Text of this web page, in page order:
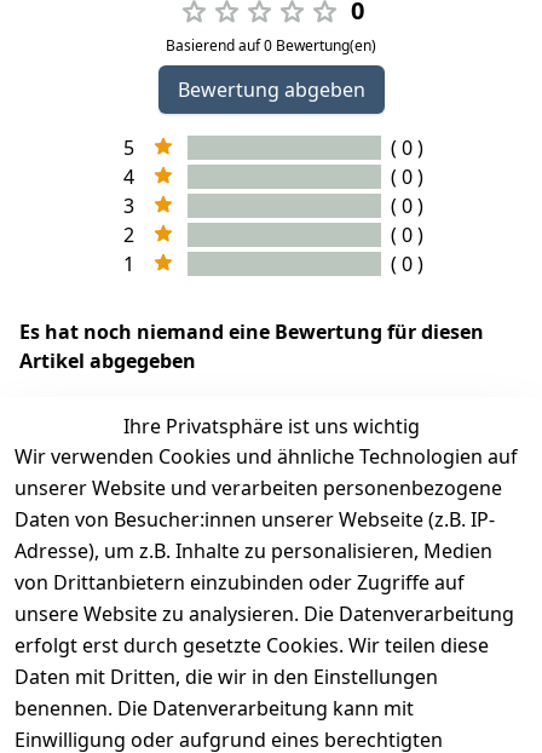
0
Basierend auf 0 Bewertung(en)
Bewertung abgeben
5
( 0 )
4
( 0 )
3
( 0 )
2
( 0 )
1
( 0 )
Es hat noch niemand eine Bewertung für diesen
Artikel abgegeben
EU-Verantwortliche Person - klicken Sie für Details
Ihre Privatsphäre ist uns wichtig
Wir verwenden Cookies und ähnliche Technologien auf
unserer Website und verarbeiten personenbezogene
Daten von Besucher:innen unserer Webseite (z.B. IP-
Adresse), um z.B. Inhalte zu personalisieren, Medien
von Drittanbietern einzubinden oder Zugriffe auf
unsere Website zu analysieren. Die Datenverarbeitung
erfolgt erst durch gesetzte Cookies. Wir teilen diese
Daten mit Dritten, die wir in den Einstellungen
benennen. Die Datenverarbeitung kann mit
Einwilligung oder aufgrund eines berechtigten